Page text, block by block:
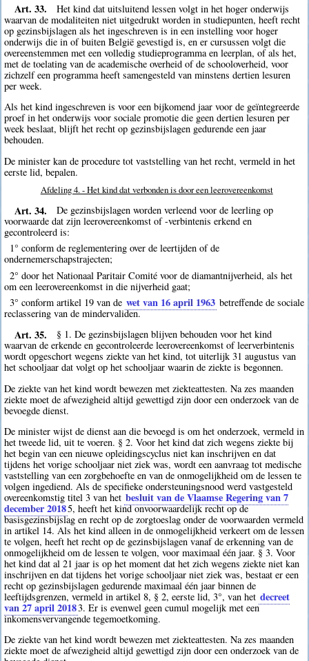
Art. 33.
Het kind dat uitsluitend lessen volgt in het hoger onderwijs
waarvan de modaliteiten niet uitgedrukt worden in studiepunten, heeft recht
op gezinsbijslagen als het ingeschreven is in een instelling voor hoger
onderwijs die in of buiten België gevestigd is, en er cursussen volgt die
overeenstemmen met een volledig studieprogramma en leerplan, of als het,
met de toelating van de academische overheid of de schooloverheid, voor
zichzelf een programma heeft samengesteld van minstens dertien lesuren
per week.
Als het kind ingeschreven is voor een bijkomend jaar voor de geïntegreerde
proef in het onderwijs voor sociale promotie die geen dertien lesuren per
week beslaat, blijft het recht op gezinsbijslagen gedurende een jaar
behouden.
De minister kan de procedure tot vaststelling van het recht, vermeld in het
eerste lid, bepalen.
Afdeling 4. - Het kind dat verbonden is door een leerovereenkomst
Art. 34.
De gezinsbijslagen worden verleend voor de leerling op
voorwaarde dat zijn leerovereenkomst of -verbintenis erkend en
gecontroleerd is:
1° conform de reglementering over de leertijden of de
ondernemerschapstrajecten;
2° door het Nationaal Paritair Comité voor de diamantnijverheid, als het
om een leerovereenkomst in die nijverheid gaat;
3° conform artikel 19 van de wet van 16 april 1963 betreffende de sociale
reclassering van de mindervaliden.
Art. 35.
§ 1. De gezinsbijslagen blijven behouden voor het kind
waarvan de erkende en gecontroleerde leerovereenkomst of leerverbintenis
wordt opgeschort wegens ziekte van het kind, tot uiterlijk 31 augustus van
het schooljaar dat volgt op het schooljaar waarin de ziekte is begonnen.
De ziekte van het kind wordt bewezen met ziekteattesten. Na zes maanden
ziekte moet de afwezigheid altijd gewettigd zijn door een onderzoek van de
bevoegde dienst.
De minister wijst de dienst aan die bevoegd is om het onderzoek, vermeld in
het tweede lid, uit te voeren. § 2. Voor het kind dat zich wegens ziekte bij
het begin van een nieuwe opleidingscyclus niet kan inschrijven en dat
tijdens het vorige schooljaar niet ziek was, wordt een aanvraag tot medische
vaststelling van een zorgbehoefte en van de onmogelijkheid om de lessen te
volgen ingediend. Als de specifieke ondersteuningsnood werd vastgesteld
overeenkomstig titel 3 van het besluit van de Vlaamse Regering van 7
december 20185, heeft het kind onvoorwaardelijk recht op de
basisgezinsbijslag en recht op de zorgtoeslag onder de voorwaarden vermeld
in artikel 14. Als het kind alleen in de onmogelijkheid verkeert om de lessen
te volgen, heeft het recht op de gezinsbijslagen vanaf de erkenning van de
onmogelijkheid om de lessen te volgen, voor maximaal één jaar. § 3. Voor
het kind dat al 21 jaar is op het moment dat het zich wegens ziekte niet kan
inschrijven en dat tijdens het vorige schooljaar niet ziek was, bestaat er een
recht op gezinsbijslagen gedurende maximaal één jaar binnen de
leeftijdsgrenzen, vermeld in artikel 8, § 2, eerste lid, 3°, van het decreet
van 27 april 20183. Er is evenwel geen cumul mogelijk met een
inkomensvervangende tegemoetkoming.
De ziekte van het kind wordt bewezen met ziekteattesten. Na zes maanden
ziekte moet de afwezigheid altijd gewettigd zijn door een onderzoek van de